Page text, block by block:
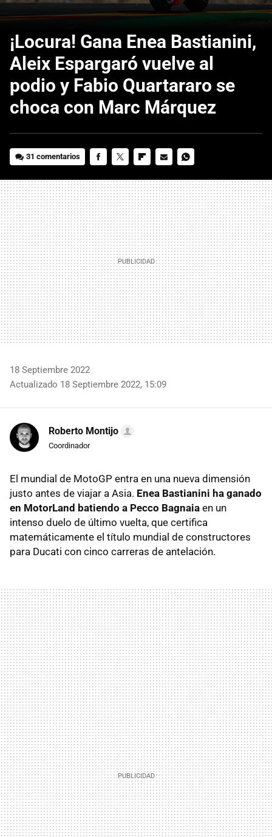
¡Locura! Gana Enea Bastianini,
Aleix Espargaró vuelve al
podio y Fabio Quartararo se
choca con Marc Márquez
31 comentarios
MAIL
18 Septiembre 2022
Actualizado 18 Septiembre 2022, 15:09
Roberto Montijo
Coordinador
El mundial de MotoGP entra en una nueva dimensión
justo antes de viajar a Asia. Enea Bastianini ha ganado
en MotorLand batiendo a Pecco Bagnaia en un
intenso duelo de último vuelta, que certifica
matemáticamente el título mundial de constructores
para Ducati con cinco carreras de antelación.